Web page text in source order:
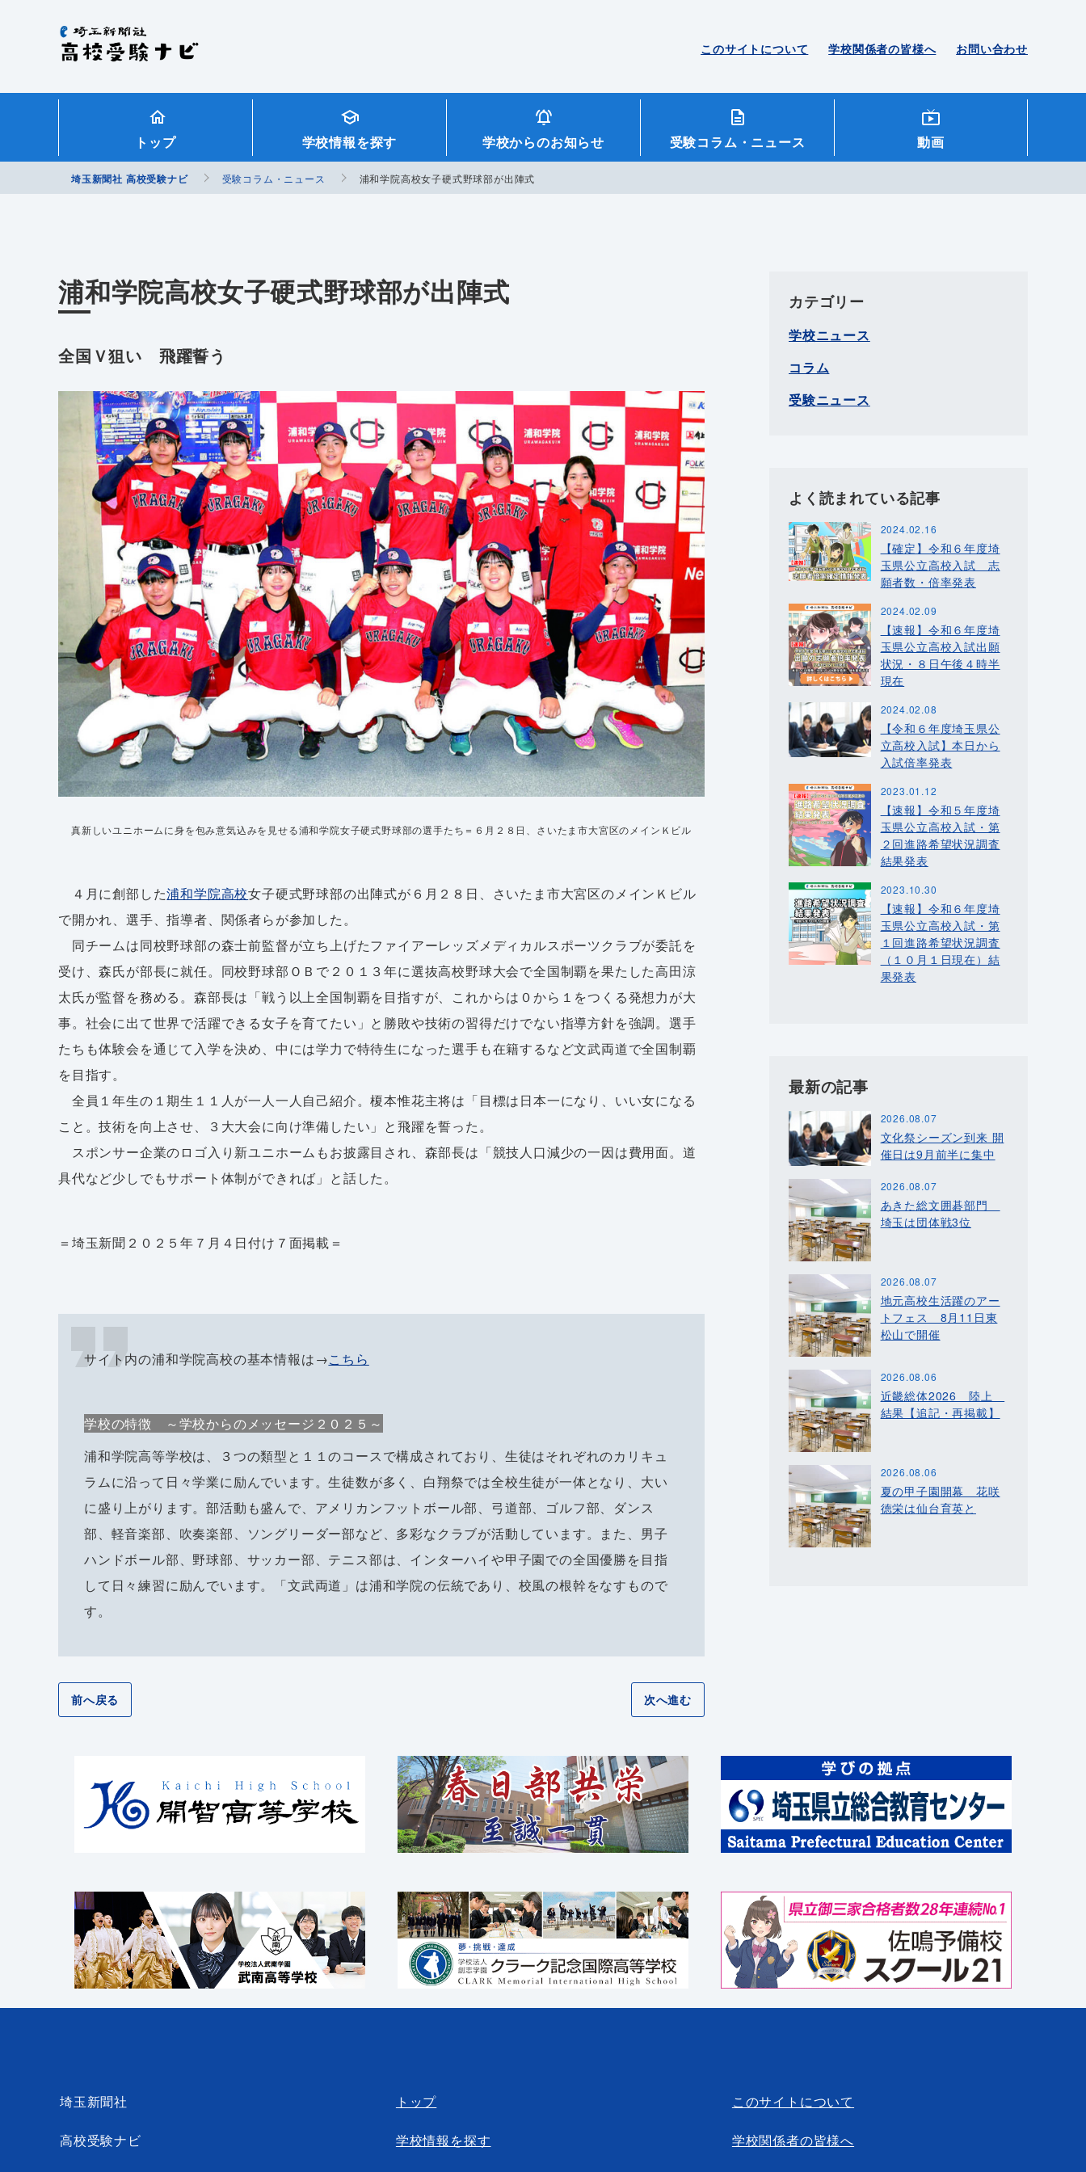
このサイトについて 学校関係者の皆様へ お問い合わせ
トップ 学校情報を探す 学校からのお知らせ 受験コラム ・ニュース 動画
埼玉新聞社 高校受験ナビ 受験コラム・ニュース 浦和学院高校女子硬式野球部が出陣式
浦和学院高校女子硬式野球部が出陣式
全国Ｖ狙い 飛躍誓う
真新しいユニホームに身を包み意気込みを見せる浦和学院女子硬式野球部の選手たち＝６月２８日、さいたま市大宮区のメインＫビル
４月に創部した浦和学院高校女子硬式野球部の出陣式が６月２８日、さいたま市大宮区のメインＫビル
で開かれ、選手、指導者、関係者らが参加した。
同チームは同校野球部の森士前監督が立ち上げたファイアーレッズメディカルスポーツクラブが委託を
受け、森氏が部長に就任。同校野球部ＯＢで２０１３年に選抜高校野球大会で全国制覇を果たした高田涼
太氏が監督を務める。森部長は「戦う以上全国制覇を目指すが、これからは０から１をつくる発想力が大
事。社会に出て世界で活躍できる女子を育てたい」と勝敗や技術の習得だけでない指導方針を強調。選手
たちも体験会を通じて入学を決め、中には学力で特待生になった選手も在籍するなど文武両道で全国制覇
を目指す。
全員１年生の１期生１１人が一人一人自己紹介。榎本惟花主将は「目標は日本一になり、いい女になる
こと。技術を向上させ、３大大会に向け準備したい」と飛躍を誓った。
スポンサー企業のロゴ入り新ユニホームもお披露目され、森部長は「競技人口減少の一因は費用面。道
具代など少しでもサポート体制ができれば」と話した。
＝埼玉新聞２０２５年７月４日付け７面掲載＝
サイト内の浦和学院高校の基本情報は→こちら
学校の特徴 ～学校からのメッセージ２０２５～
浦和学院高等学校は、３つの類型と１１のコースで構成されており、生徒はそれぞれのカリキュ
ラムに沿って日々学業に励んでいます。生徒数が多く、白翔祭では全校生徒が一体となり、大い
に盛り上がります。部活動も盛んで、アメリカンフットボール部、弓道部、ゴルフ部、ダンス
部、軽音楽部、吹奏楽部、ソングリーダー部など、多彩なクラブが活動しています。また、男子
ハンドボール部、野球部、サッカー部、テニス部は、インターハイや甲子園での全国優勝を目指
して日々練習に励んでいます。「文武両道」は浦和学院の伝統であり、校風の根幹をなすもので
す。
前へ戻る 次へ進む
カテゴリー
学校ニュース
コラム
受験ニュース
よく読まれている記事
2024.02.16
【確定】令和６年度埼
玉県公立高校入試 志
願者数・倍率発表
2024.02.09
【速報】令和６年度埼
玉県公立高校入試出願
状況・８日午後４時半
現在
2024.02.08
【令和６年度埼玉県公
立高校入試】本日から
入試倍率発表
2023.01.12
【速報】令和５年度埼
玉県公立高校入試・第
２回進路希望状況調査
結果発表
2023.10.30
【速報】令和６年度埼
玉県公立高校入試・第
１回進路希望状況調査
（１０月１日現在）結
果発表
最新の記事
2026.08.07
文化祭シーズン到来 開
催日は9月前半に集中
2026.08.07
あきた総文囲碁部門
埼玉は団体戦3位
2026.08.07
地元高校生活躍のアー
トフェス 8月11日東
松山で開催
2026.08.06
近畿総体2026 陸上
結果【追記・再掲載】
2026.08.06
夏の甲子園開幕 花咲
徳栄は仙台育英と
埼玉新聞社
高校受験ナビ
トップ
学校情報を探す
このサイトについて
学校関係者の皆様へ